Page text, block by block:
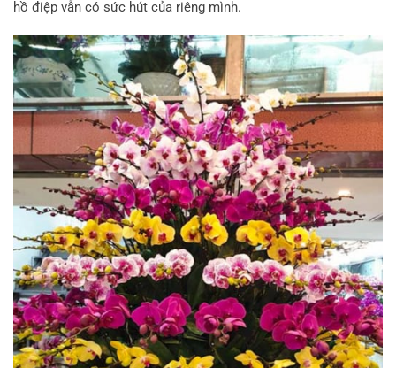
hồ điệp vẫn có sức hút của riêng mình.